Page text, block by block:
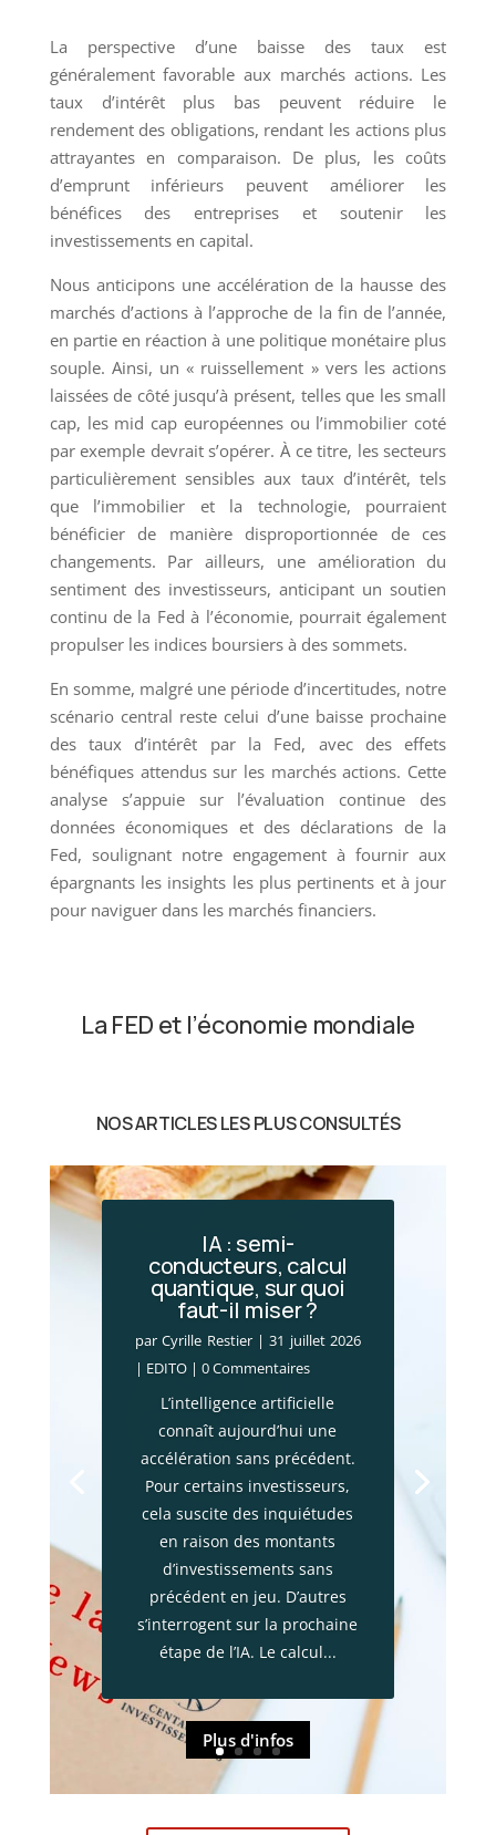
La perspective d’une baisse des taux est
généralement favorable aux marchés actions. Les
taux d’intérêt plus bas peuvent réduire le
rendement des obligations, rendant les actions plus
attrayantes en comparaison. De plus, les coûts
d’emprunt inférieurs peuvent améliorer les
bénéfices des entreprises et soutenir les
investissements en capital.
Nous anticipons une accélération de la hausse des
marchés d’actions à l’approche de la fin de l’année,
en partie en réaction à une politique monétaire plus
souple. Ainsi, un « ruissellement » vers les actions
laissées de côté jusqu’à présent, telles que les small
cap, les mid cap européennes ou l’immobilier coté
par exemple devrait s’opérer. À ce titre, les secteurs
particulièrement sensibles aux taux d’intérêt, tels
que l’immobilier et la technologie, pourraient
bénéficier de manière disproportionnée de ces
changements. Par ailleurs, une amélioration du
sentiment des investisseurs, anticipant un soutien
continu de la Fed à l’économie, pourrait également
propulser les indices boursiers à des sommets.
En somme, malgré une période d’incertitudes, notre
scénario central reste celui d’une baisse prochaine
des taux d’intérêt par la Fed, avec des effets
bénéfiques attendus sur les marchés actions. Cette
analyse s’appuie sur l’évaluation continue des
données économiques et des déclarations de la
Fed, soulignant notre engagement à fournir aux
épargnants les insights les plus pertinents et à jour
pour naviguer dans les marchés financiers.
La FED et l’économie mondiale
NOS ARTICLES LES PLUS CONSULTÉS
IA : semi-
conducteurs, calcul
quantique, sur quoi
faut-il miser ?
parCyrille Restier|31 juillet 2026
| EDITO| 0 Commentaires
L’intelligence artificielle
connaît aujourd’hui une
accélération sans précédent.
Pour certains investisseurs,
cela suscite des inquiétudes
en raison des montants
d’investissements sans
précédent en jeu. D’autres
s’interrogent sur la prochaine
étape de l’IA. Le calcul...
Plus d'infos